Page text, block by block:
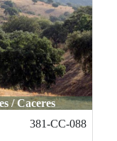
/ Caceres
355-CC-079